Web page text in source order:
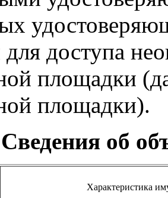
доступа
площадки
площадки).
Сведения об
Характеристика